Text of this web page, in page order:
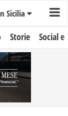
Sicilia
Storie Social